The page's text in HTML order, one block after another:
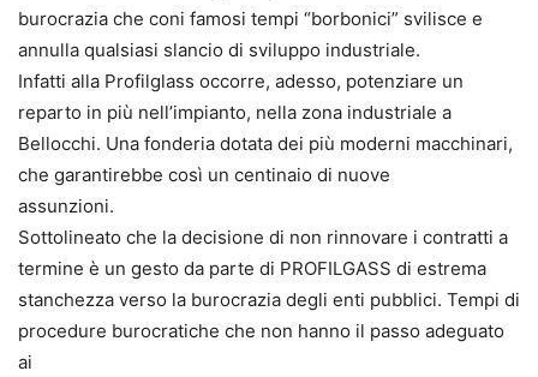
burocrazia che coni famosi tempi “borbonici” svilisce e
annulla qualsiasi slancio di sviluppo industriale.
Infatti alla Profilglass occorre, adesso, potenziare un
reparto in più nell’impianto, nella zona industriale a
Bellocchi. Una fonderia dotata dei più moderni macchinari,
che garantirebbe così un centinaio di nuove
assunzioni.
Sottolineato che la decisione di non rinnovare i contratti a
termine è un gesto da parte di PROFILGASS di estrema
stanchezza verso la burocrazia degli enti pubblici. Tempi di
procedure burocratiche che non hanno il passo adeguato
ai